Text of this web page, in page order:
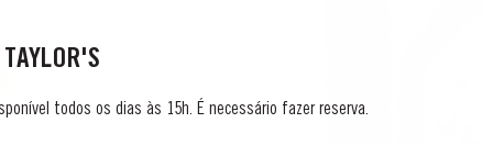
todos os dias às 15h. É necessário fazer reserva.